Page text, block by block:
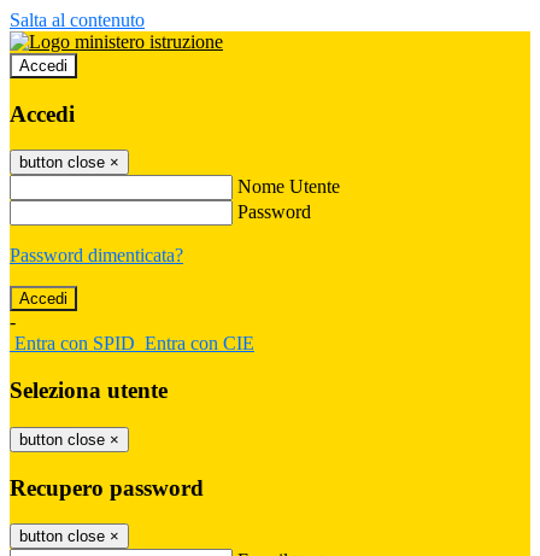
Salta al contenuto
Accedi
Accedi
button close ×
Nome Utente
Password
Password dimenticata?
-
Entra con SPID Entra con CIE
Seleziona utente
button close ×
Recupero password
button close ×